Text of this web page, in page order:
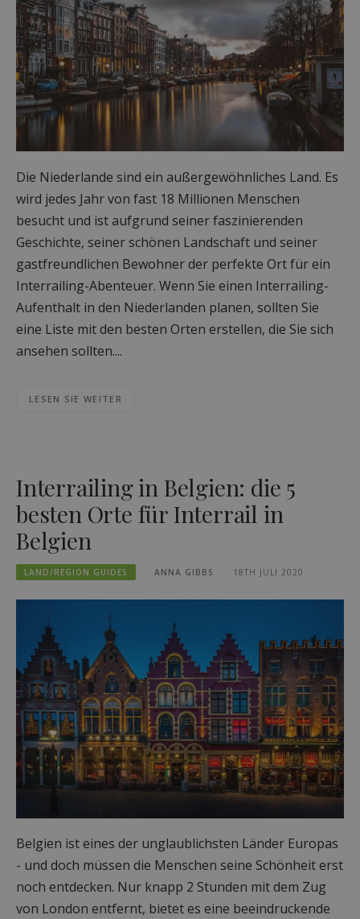
Die Niederlande sind ein außergewöhnliches Land. Es
wird jedes Jahr von fast 18 Millionen Menschen
besucht und ist aufgrund seiner faszinierenden
Geschichte, seiner schönen Landschaft und seiner
gastfreundlichen Bewohner der perfekte Ort für ein
Interrailing-Abenteuer. Wenn Sie einen Interrailing-
Aufenthalt in den Niederlanden planen, sollten Sie
eine Liste mit den besten Orten erstellen, die Sie sich
ansehen sollten....
LESEN SIE WEITER
Interrailing in Belgien: die 5
besten Orte für Interrail in
Belgien
LAND/REGION GUIDES ANNA GIBBS 18TH JULI 2020
Belgien ist eines der unglaublichsten Länder Europas
- und doch müssen die Menschen seine Schönheit erst
noch entdecken. Nur knapp 2 Stunden mit dem Zug
von London entfernt, bietet es eine beeindruckende